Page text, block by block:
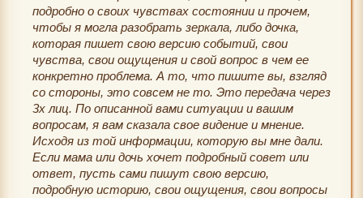
подробно о своих чувствах состоянии и прочем,
чтобы я могла разобрать зеркала, либо дочка,
которая пишет свою версию событий, свои
чувства, свои ощущения и свой вопрос в чем ее
конкретно проблема. А то, что пишите вы, взгляд
со стороны, это совсем не то. Это передача через
3х лиц. По описанной вами ситуации и вашим
вопросам, я вам сказала свое видение и мнение.
Исходя из той информации, которую вы мне дали.
Если мама или дочь хочет подробный совет или
ответ, пусть сами пишут свою версию,
подробную историю, свои ощущения, свои вопросы